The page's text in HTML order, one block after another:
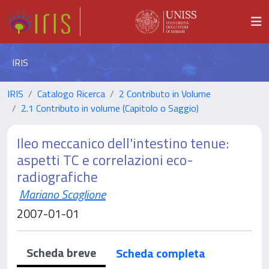
IRIS
IRIS Catalogo Ricerca
2 Contributo in Volume
2.1 Contributo in volume (Capitolo o Saggio)
Ileo meccanico dell'intestino tenue:
aspetti TC e correlazioni eco-
radiografiche
Mariano Scaglione
2007-01-01
Scheda breve
Scheda completa